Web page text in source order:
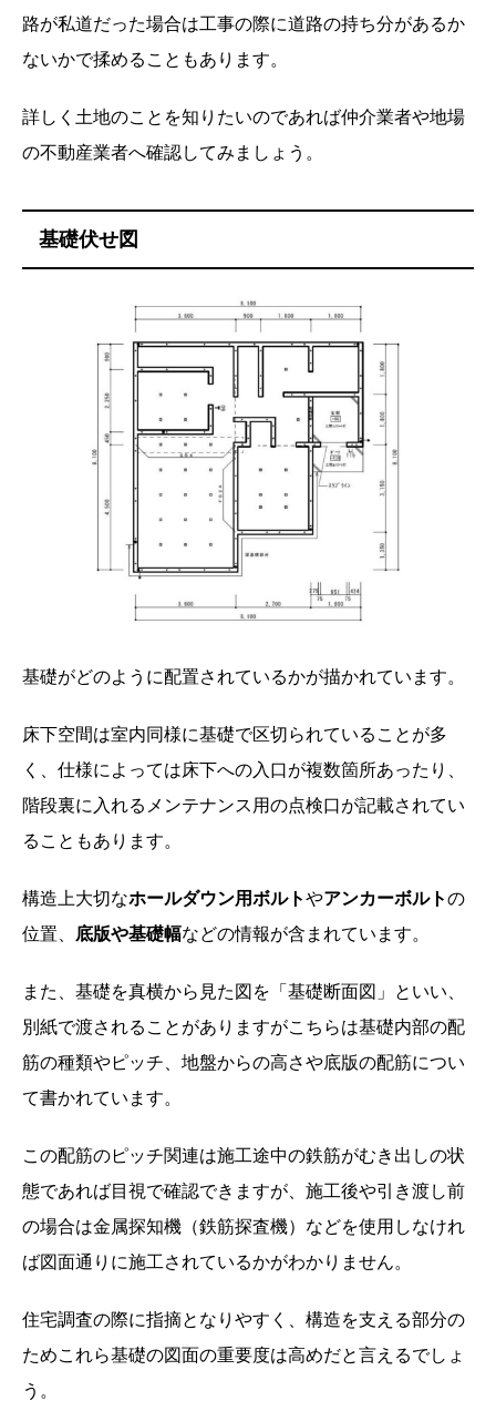
路が私道だった場合は工事の際に道路の持ち分があるか
ないかで揉めることもあります。
詳しく土地のことを知りたいのであれば仲介業者や地場
の不動産業者へ確認してみましょう。
基礎伏せ図
基礎がどのように配置されているかが描かれています。
床下空間は室内同様に基礎で区切られていることが多
く、仕様によっては床下への入口が複数箇所あったり、
階段裏に入れるメンテナンス用の点検口が記載されてい
ることもあります。
構造上大切なホールダウン用ボルトやアンカーボルトの
位置、 底版や基礎幅などの情報が含まれています。
また、基礎を真横から見た図を「基礎断面図」といい、
別紙で渡されることがありますがこちらは基礎内部の配
筋の種類やピッチ、地盤からの高さや底版の配筋につい
て書かれています。
この配筋のピッチ関連は施工途中の鉄筋がむき出しの状
態であれば目視で確認できますが、施工後や引き渡し前
の場合は金属探知機（鉄筋探査機）などを使用しなけれ
ば図面通りに施工されているかがわかりません。
住宅調査の際に指摘となりやすく、構造を支える部分の
ためこれら基礎の図面の重要度は高めだと言えるでしょ
う。